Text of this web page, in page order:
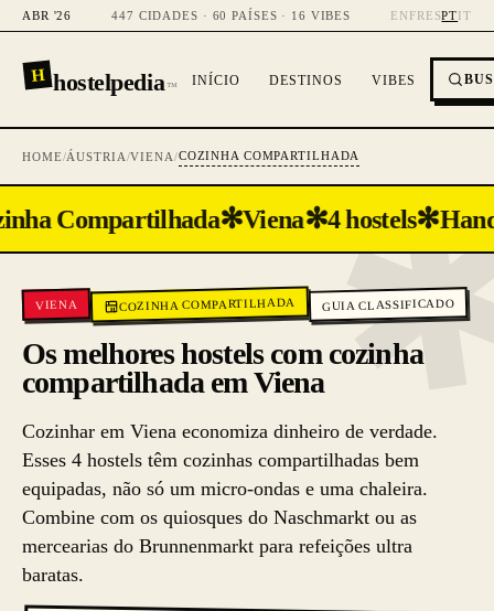
ABR '26 447 CIDADES · 60 PAÍSES · 16 VIBES EN FR ESPTIT
H hostelpedia™ INÍCIO DESTINOS VIBES
HOME/ÁUSTRIA/VIENA/COZINHA COMPARTILHADA
Compartilhada✻Viena✻4 hostels✻
VIENA COZINHA COMPARTILHADA GUIA CLASSIFICADO
Os melhores hostels com cozinha
compartilhada em Viena
Cozinhar em Viena economiza dinheiro de verdade.
Esses 4 hostels têm cozinhas compartilhadas bem
equipadas, não só um micro-ondas e uma chaleira.
Combine com os quiosques do Naschmarkt ou as
mercearias do Brunnenmarkt para refeições ultra
baratas.